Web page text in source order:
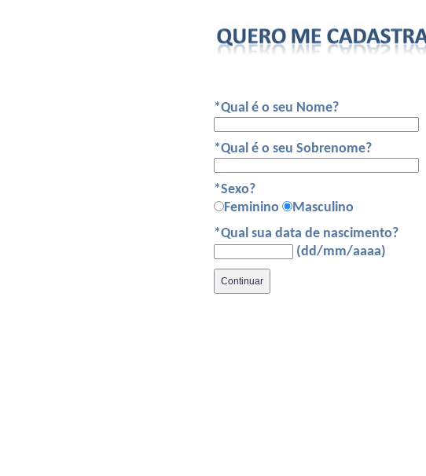
*Qual é o seu Nome?
*Qual é o seu Sobrenome?
*Sexo?
Feminino
Masculino
*Qual sua data de nascimento?
(dd/mm/aaaa)